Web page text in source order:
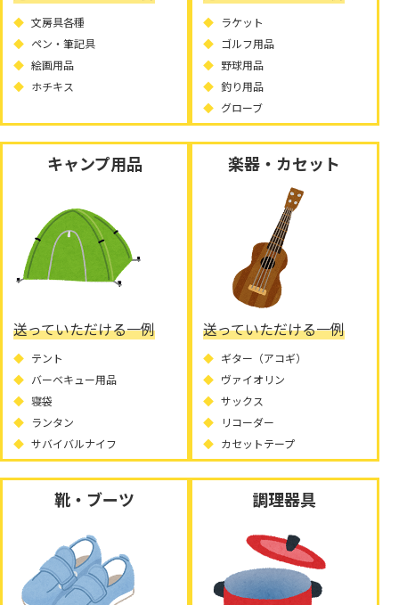
文房具各種
ペン・筆記具
絵画用品
ホチキス
ラケット
ゴルフ用品
野球用品
釣り用品
グローブ
キャンプ用品
送っていただける一例
テント
バーベキュー用品
寝袋
ランタン
サバイバルナイフ
楽器・カセット
送っていただける一例
ギター（アコギ）
ヴァイオリン
サックス
リコーダー
カセットテープ
靴・ブーツ 調理器具